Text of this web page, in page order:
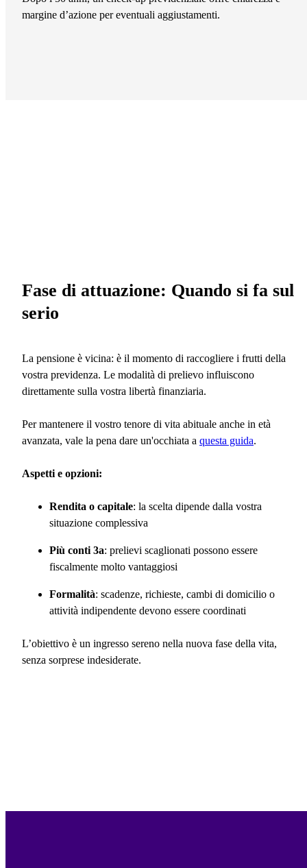
margine d’azione per eventuali aggiustamenti.
Fase di attuazione: Quando si fa sul
serio
La pensione è vicina: è il momento di raccogliere i frutti della
vostra previdenza. Le modalità di prelievo influiscono
direttamente sulla vostra libertà finanziaria.
Per mantenere il vostro tenore di vita abituale anche in età
avanzata, vale la pena dare un'occhiata a questa guida.
Aspetti e opzioni:
Rendita o capitale: la scelta dipende dalla vostra
situazione complessiva
Più conti 3a: prelievi scaglionati possono essere
fiscalmente molto vantaggiosi
Formalità: scadenze, richieste, cambi di domicilio o
attività indipendente devono essere coordinati
L’obiettivo è un ingresso sereno nella nuova fase della vita,
senza sorprese indesiderate.